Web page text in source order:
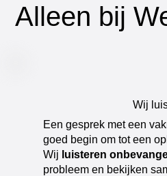
Alleen bij
Wij
​Een gesprek met een
goed begin om tot een
Wij luisteren
probleem en bekijken